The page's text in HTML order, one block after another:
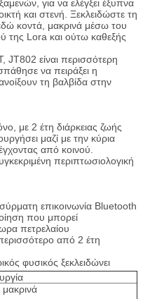
για να ελέγξει έξυπνα
και στενή. Ξεκλειδώστε τη
κοντά, μακρινά μέσω του
της Lora και ούτω καθεξής
JT802 είναι περισσότερη
να πειράξει η
τη βαλβίδα στην
με 2 έτη διάρκειας ζωής
μαζί με την κύρια
από κοινού.
περιπτωσιολογική
επικοινωνία Bluetooth
που μπορεί
πετρελαίου
από 2 έτη
φυσικός ξεκλειδώνει